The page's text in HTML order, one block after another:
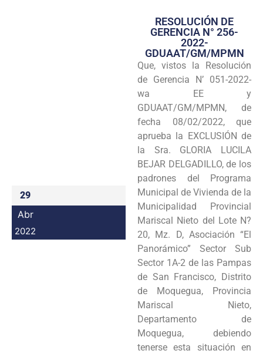
Transparencia
Seguridad
Programas
Intranet
29
Abr
2022
RESOLUCIÓN DE
GERENCIA N° 256-
2022-
GDUAAT/GM/MPMN
Que, vistos la Resolución
de Gerencia N’ 051-2022-
wa EE y
GDUAAT/GM/MPMN, de
fecha 08/02/2022, que
aprueba la EXCLUSIÓN de
la Sra. GLORIA LUCILA
BEJAR DELGADILLO, de los
padrones del Programa
Municipal de Vivienda de la
Municipalidad Provincial
Mariscal Nieto del Lote N?
20, Mz. D, Asociación “El
Panorámico” Sector Sub
Sector 1A-2 de las Pampas
de San Francisco, Distrito
de Moquegua, Provincia
Mariscal Nieto,
Departamento de
Moquegua, debiendo
tenerse esta situación en